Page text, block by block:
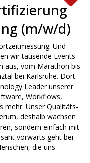
(m/w/d)
Und
wir tausende Events
aus, vom Marathon bis
bei Karlsruhe. Dort
Leader unserer
Workflows,
mehr. Unser Qualitäts-
deshalb wachsen
sondern einfach mit
vorwärts geht bei
die uns